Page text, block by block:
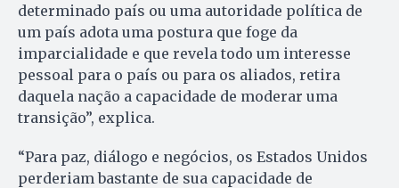
determinado país ou uma autoridade política de
um país adota uma postura que foge da
imparcialidade e que revela todo um interesse
pessoal para o país ou para os aliados, retira
daquela nação a capacidade de moderar uma
transição”, explica.
“Para paz, diálogo e negócios, os Estados Unidos
perderiam bastante de sua capacidade de